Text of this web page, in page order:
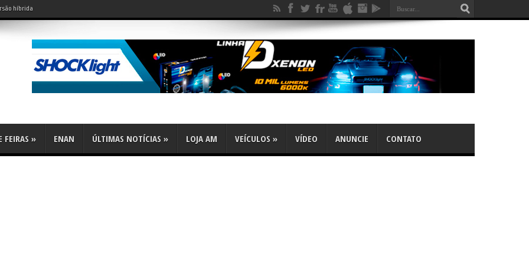
híbrida
leve?
FEIRAS » ENAN ÚLTIMAS NOTÍCIAS » LOJA AM VEÍCULOS » VÍDEO ANUNCIE CONTATO